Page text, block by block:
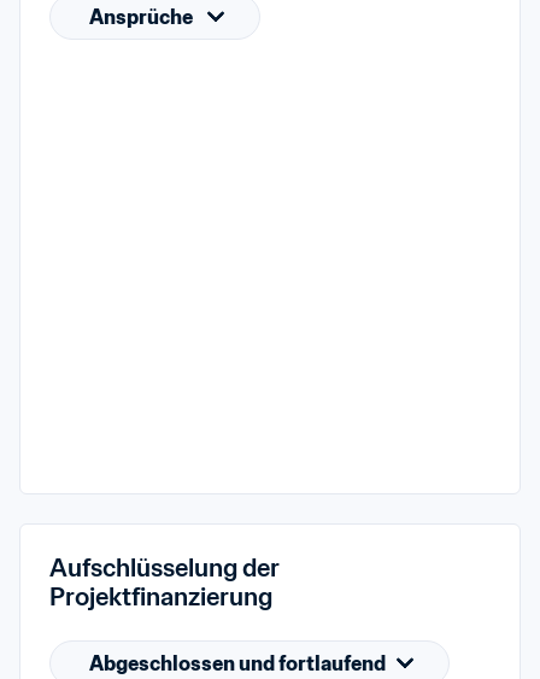
Ansprüche
Aufschlüsselung der
Projektfinanzierung
Abgeschlossen und fortlaufend